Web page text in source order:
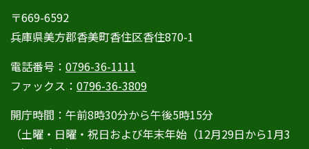
〒669-6592
兵庫県美方郡香美町香住区香住870-1
電話番号： 0796-36-1111
ファックス： 0796-36-3809
開庁時間：午前8時30分から午後5時15分
（土曜・日曜・祝日および年末年始（12月29日から1月3